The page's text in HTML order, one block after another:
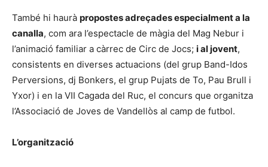
També hi haurà propostes adreçades especialment a la
canalla, com ara l’espectacle de màgia del Mag Nebur i
l’animació familiar a càrrec de Circ de Jocs; i al jovent,
consistents en diverses actuacions (del grup Band-Idos
Perversions, dj Bonkers, el grup Pujats de To, Pau Brull i
Yxor) i en la VII Cagada del Ruc, el concurs que organitza
l’Associació de Joves de Vandellòs al camp de futbol.
L’organització